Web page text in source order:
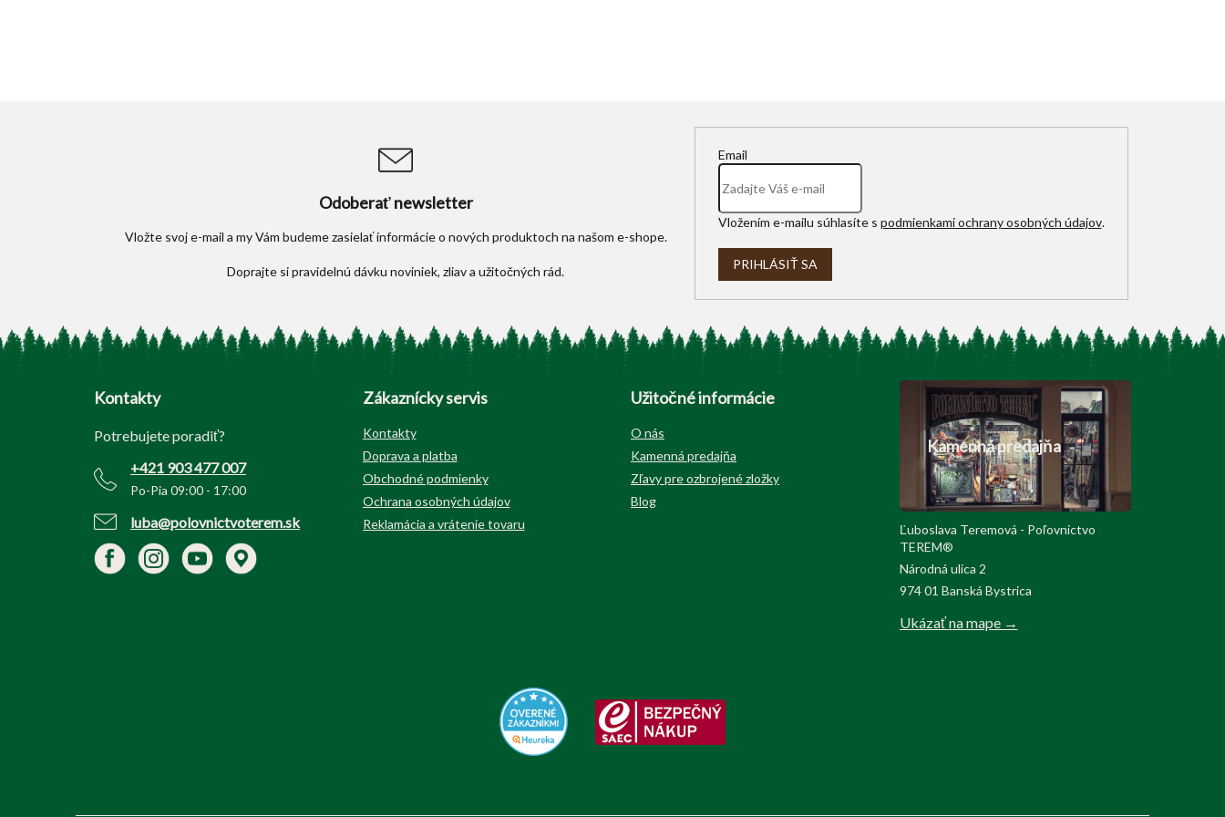
Odoberať newsletter
Vložte svoj e-mail a my Vám budeme zasielať informácie o nových produktoch na našom e-shope.
Email
Vložením e-mailu súhlasíte s podmienkami ochrany osobných údajov.
PRIHLÁSIŤ SA
Z
Kontakty
Potrebujete poradiť?
+421 903 477 007
Po-Pia 09:00 - 17:00
luba@polovnictvoterem.sk
Zákaznícky servis
Kontakty
Doprava a platba
Obchodné podmienky
Ochrana osobných údajov
Reklamácia a vrátenie tovaru
Užitočné informácie
O nás
Kamenná predajňa
Zľavy pre ozbrojené zložky
Blog
Kamenná predajňa
Ľuboslava Teremová - Poľovnictvo
TEREM®
Národná ulica 2
974 01 Banská Bystrica
Ukázať na mape →